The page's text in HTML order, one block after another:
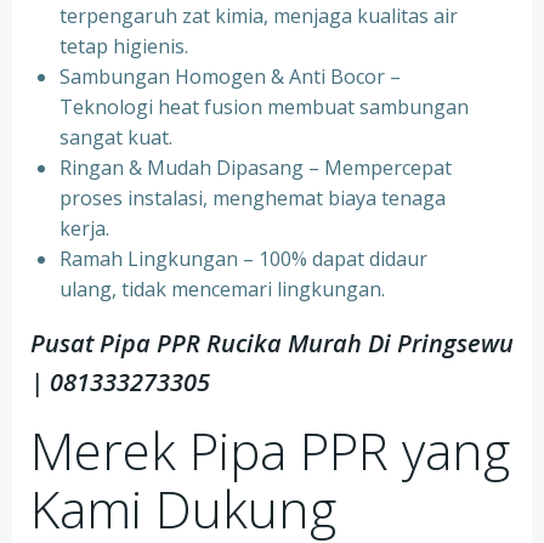
terpengaruh zat kimia, menjaga kualitas air
tetap higienis.
⁠Sambungan Homogen & Anti Bocor –
Teknologi heat fusion membuat sambungan
sangat kuat.
⁠Ringan & Mudah Dipasang – Mempercepat
proses instalasi, menghemat biaya tenaga
kerja.
⁠Ramah Lingkungan – 100% dapat didaur
ulang, tidak mencemari lingkungan.
Pusat Pipa PPR Rucika Murah Di Pringsewu
| 081333273305
Merek Pipa PPR yang
Kami Dukung